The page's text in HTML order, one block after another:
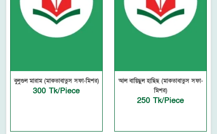
বুলুগুল মারাম (মাকতাবাতুস সফা-মিশর)
300 Tk/Piece
আল বায়িছুল হাছিছ (মাকতাবাতুস সফা-
মিশর)
250 Tk/Piece